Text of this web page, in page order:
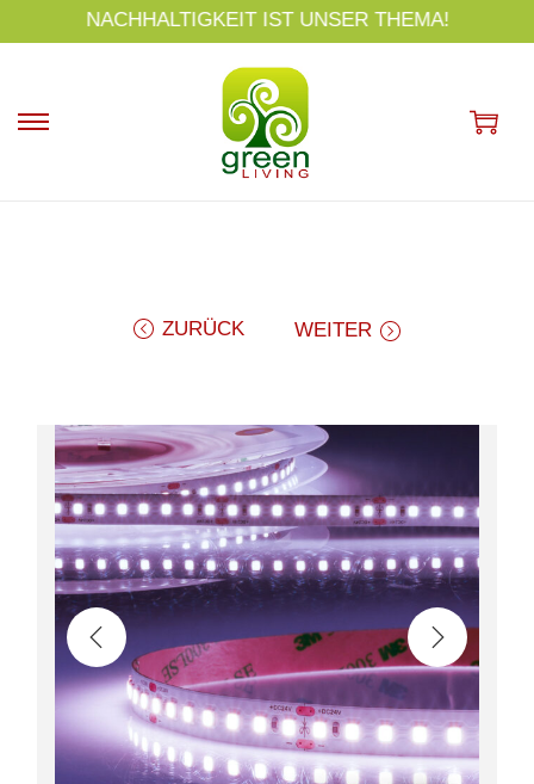
p
NACHHALTIGKEIT IST UNSER THEMA!
ZURÜCK WEITER